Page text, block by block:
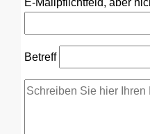
E-Mail pflichtfeld, aber
Betreff